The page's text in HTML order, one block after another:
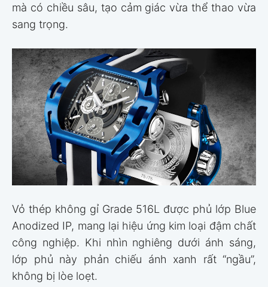
mà có chiều sâu, tạo cảm giác vừa thể thao vừa
sang trọng.
Vỏ thép không gỉ Grade 516L được phủ lớp Blue
Anodized IP, mang lại hiệu ứng kim loại đậm chất
công nghiệp. Khi nhìn nghiêng dưới ánh sáng,
lớp phủ này phản chiếu ánh xanh rất “ngầu”,
không bị lòe loẹt.